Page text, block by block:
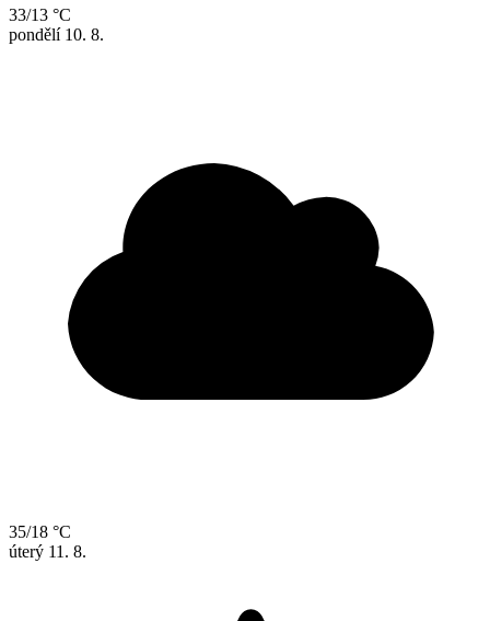
33/13 °C
pondělí 10. 8.
35/18 °C
úterý 11. 8.